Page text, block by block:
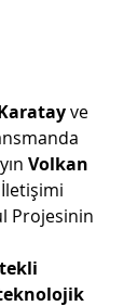
ve
Volkan
Projesinin